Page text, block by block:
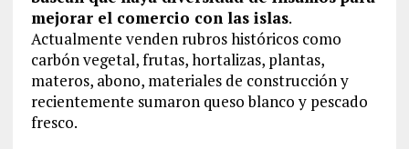
mejorar el comercio con las islas.
Actualmente venden rubros históricos como
carbón vegetal, frutas, hortalizas, plantas,
materos, abono, materiales de construcción y
recientemente sumaron queso blanco y pescado
fresco.